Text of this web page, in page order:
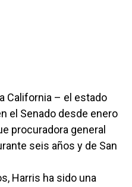
California – el estado
el Senado desde enero
procuradora general
seis años y de San
Harris ha sido una